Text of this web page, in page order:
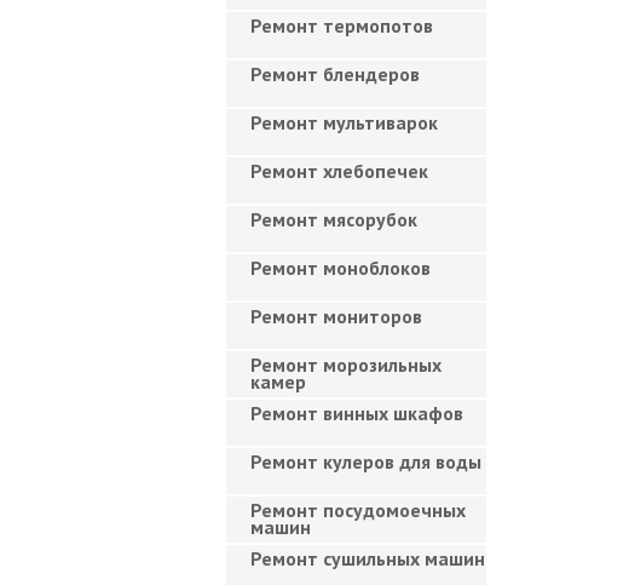
Ремонт термопотов
Ремонт блендеров
Ремонт мультиварок
Ремонт хлебопечек
Ремонт мясорубок
Ремонт моноблоков
Ремонт мониторов
Ремонт морозильных
камер
Ремонт винных шкафов
Ремонт кулеров для воды
Ремонт посудомоечных
машин
Ремонт сушильных машин